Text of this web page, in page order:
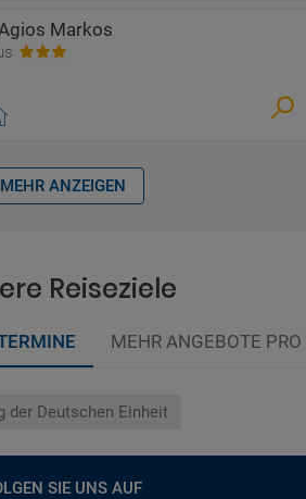
Markos
MEHR ANZEIGEN
Reiseziele
MEHR ANGEBOTE
der Deutschen Einheit
SIE UNS AUF